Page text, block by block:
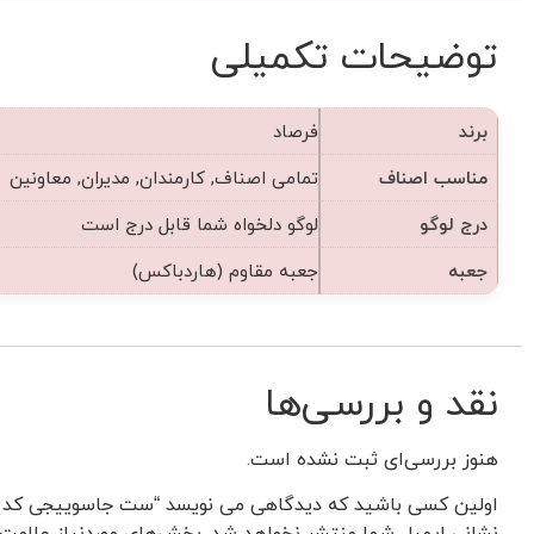
توضیحات تکمیلی
برند
فرصاد
مناسب اصناف
تمامی اصناف, کارمندان, مدیران, معاونین
درج لوگو
لوگو دلخواه شما قابل درج است
جعبه
جعبه مقاوم (هاردباکس)
نقد و بررسی‌ها
هنوز بررسی‌ای ثبت نشده است.
اولین کسی باشید که دیدگاهی می نویسد “ست جاسوییجی کد 139”